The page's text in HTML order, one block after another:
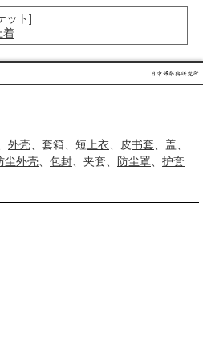
ット]
着
外壳 、套箱、短 上衣 、皮书套 、盖、
尘外壳 包封 、夹套、 防尘罩 护套